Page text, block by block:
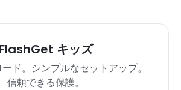
FlashGet キッズ
ド。シンプルなセットアップ。
信頼できる保護。